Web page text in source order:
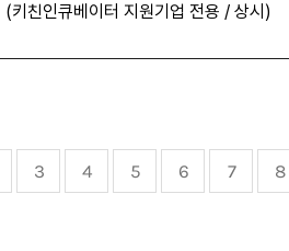
친인큐베이터 지원기업 전용 / 상시)
3 4 5 6 7 8